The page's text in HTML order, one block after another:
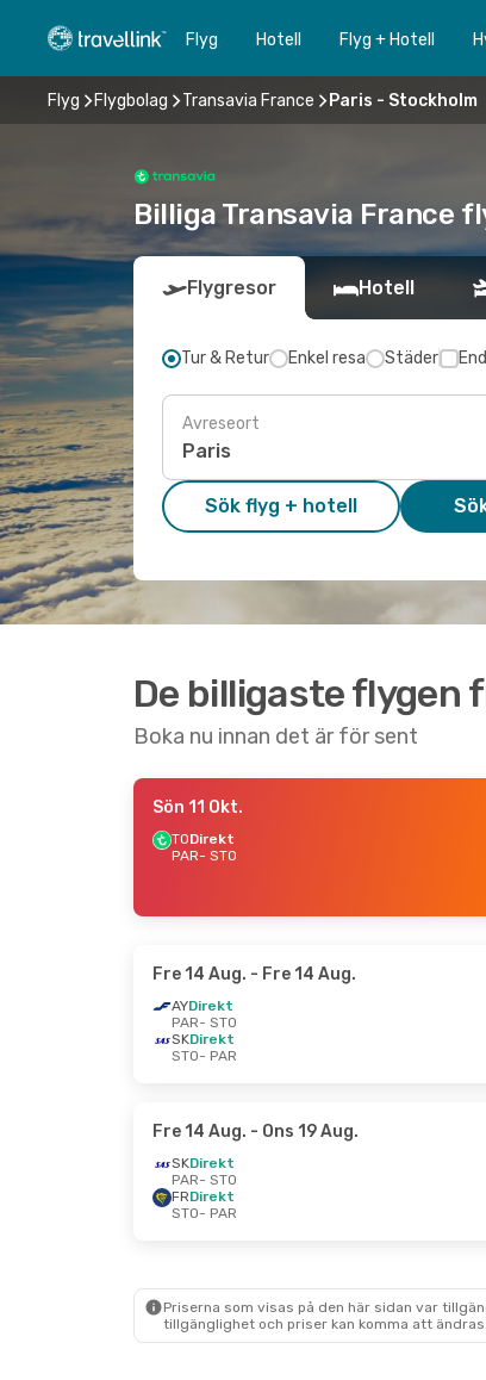
Flyg Hotell Flyg + Hotell
Flyg Flygbolag Transavia France Paris - Stockholm
Billiga Transavia France
Flygresor Hotell
Tur & Retur Enkel resa Städer
Avreseort
Sök flyg + hotell
De billigaste flygen
Boka nu innan det är för sent
Sön 11 Okt.
TODirekt
PAR- STO
Fre 14 Aug. - Fre 14 Aug.
AYDirekt
PAR- STO
SKDirekt
STO- PAR
Fre 14 Aug. - Ons 19 Aug.
SKDirekt
PAR- STO
FRDirekt
STO- PAR
Priserna som visas på den här sidan var
tillgänglighet och priser kan komma att ändras.